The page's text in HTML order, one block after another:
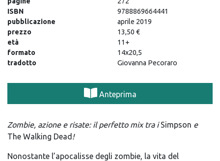
ISBN
9788869664441
pubblicazione
aprile 2019
prezzo
13,50 €
età
11+
formato
14x20,5
tradotto
Giovanna Pecoraro
Anteprima
Zombie, azione e risate: il perfetto mix tra iSimpson e
The Walking Dead !
Nonostante l’apocalisse degli zombie, la vita del